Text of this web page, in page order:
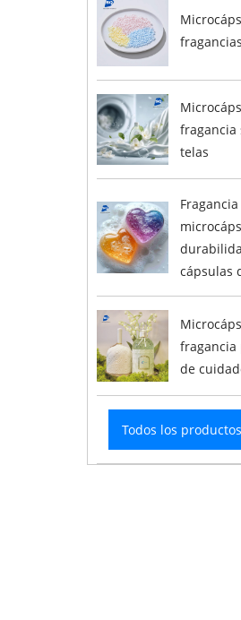
fragancia
telas
cápsulas
fragancia
de
Todos los